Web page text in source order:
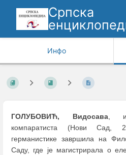
Српска
Инфо
ГОЛУБОВИЋ, Видосава,
компаратиста (Нови Сад,
германистике завршила на
Саду, где је магистрирала о